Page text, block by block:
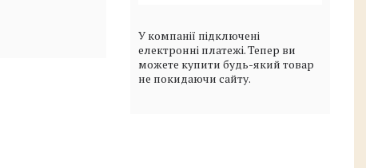
У компанії підключені
електронні платежі. Тепер ви
можете купити будь-який товар
не покидаючи сайту.